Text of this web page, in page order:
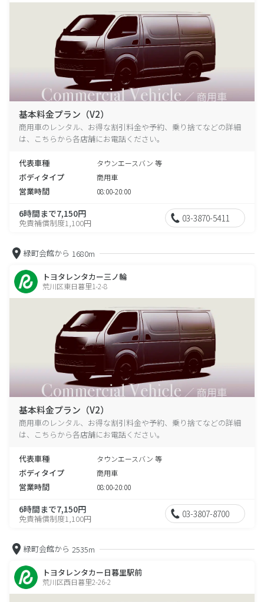
基本料金プラン（V2）
商用車のレンタル、お得な割引料金や予約、乗り捨てなどの詳細
は、こちらから各店舗にお電話ください。
代表車種 タウンエースバン 等
ボディタイプ 商用車
営業時間 08:00-20:00
6時間まで7,150円
免責補償制度1,100円 03-3870-5411
緑町会館から 1680m
トヨタレンタカー三ノ輪
荒川区東日暮里1-2-8
基本料金プラン（V2）
商用車のレンタル、お得な割引料金や予約、乗り捨てなどの詳細
は、こちらから各店舗にお電話ください。
代表車種 タウンエースバン 等
ボディタイプ 商用車
営業時間 08:00-20:00
6時間まで7,150円
免責補償制度1,100円 03-3807-8700
緑町会館から 2535m
トヨタレンタカー日暮里駅前
荒川区西日暮里2-26-2